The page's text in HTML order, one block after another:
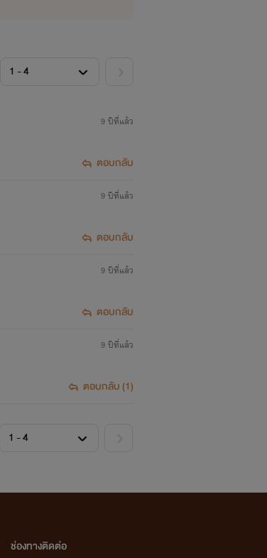
9 ปีที่แล้ว
ตอบกลับ
9 ปีที่แล้ว
ตอบกลับ
9 ปีที่แล้ว
ตอบกลับ
9 ปีที่แล้ว
ตอบกลับ (1)
ช่องทางติดต่อ